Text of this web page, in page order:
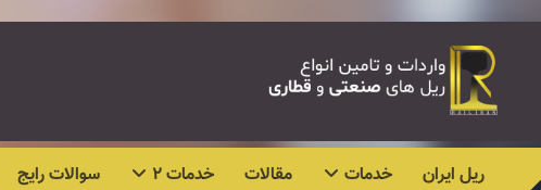
ریل ایران خدمات مقالات خدمات ۲ سوالات رایج